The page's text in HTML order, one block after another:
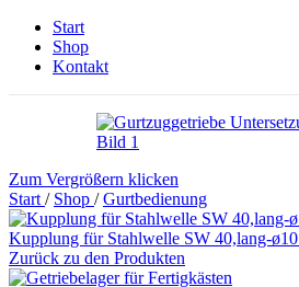
Start
Shop
Kontakt
Zum Vergrößern klicken
Start / Shop / Gurtbedienung
Kupplung für Stahlwelle SW 40,lang-ø10
Zurück zu den Produkten